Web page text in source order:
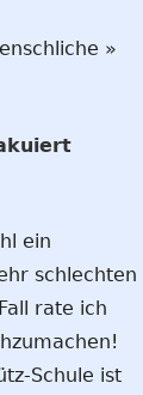
»
ein
schlechten
rate ich
Schule ist